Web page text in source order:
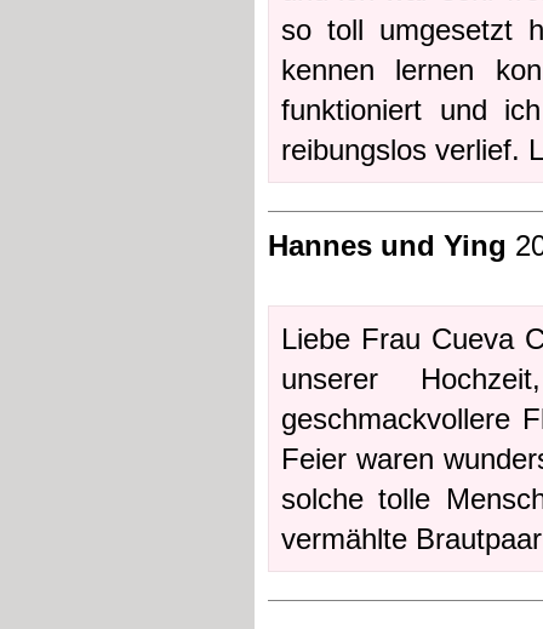
so toll umgesetzt
kennen lernen
funktioniert und
reibungslos verlief.
Hannes und Ying
Liebe Frau Cueva
unserer
geschmackvollere
Feier waren
solche tolle
vermählte